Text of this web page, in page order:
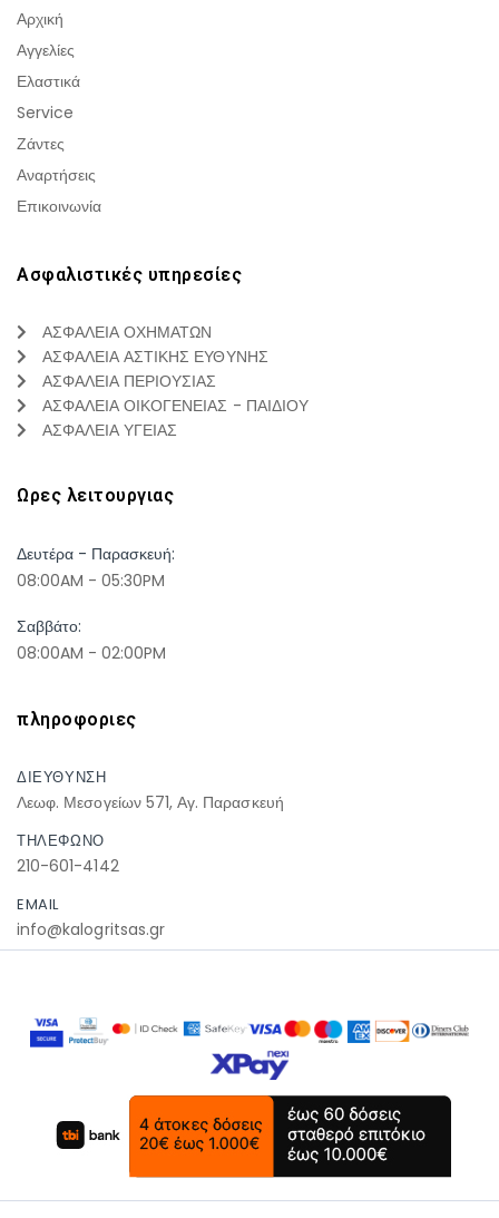
Αρχική
Αγγελίες
Ελαστικά
Service
Ζάντες
Αναρτήσεις
Επικοινωνία
Ασφαλιστικές υπηρεσίες
ΑΣΦΑΛΕΙΑ ΟΧΗΜΑΤΩΝ
ΑΣΦΑΛΕΙΑ ΑΣΤΙΚΗΣ ΕΥΘΥΝΗΣ
ΑΣΦΑΛΕΙΑ ΠΕΡΙΟΥΣΙΑΣ
ΑΣΦΑΛΕΙΑ ΟΙΚΟΓΕΝΕΙΑΣ - ΠΑΙΔΙΟΥ
ΑΣΦΑΛΕΙΑ ΥΓΕΙΑΣ
Ωρες λειτουργιας
Δευτέρα - Παρασκευή:
08:00AM - 05:30PM
Σαββάτο:
08:00AM - 02:00PM
πληροφοριες
ΔΙΕΥΘΥΝΣΗ
Λεωφ. Μεσογείων 571, Αγ. Παρασκευή
ΤΗΛΕΦΩΝΟ
210-601-4142
EMAIL
info@kalogritsas.gr